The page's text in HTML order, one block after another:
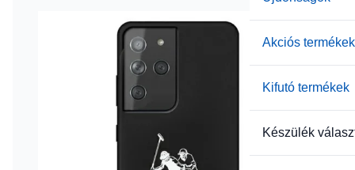
Akciós termékek
Kifutó termékek
Készülék